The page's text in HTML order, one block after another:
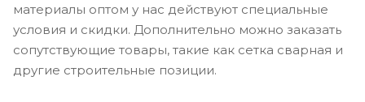
материалы оптом у нас действуют специальные
условия и скидки. Дополнительно можно заказать
сопутствующие товары, такие как сетка сварная и
другие строительные позиции.